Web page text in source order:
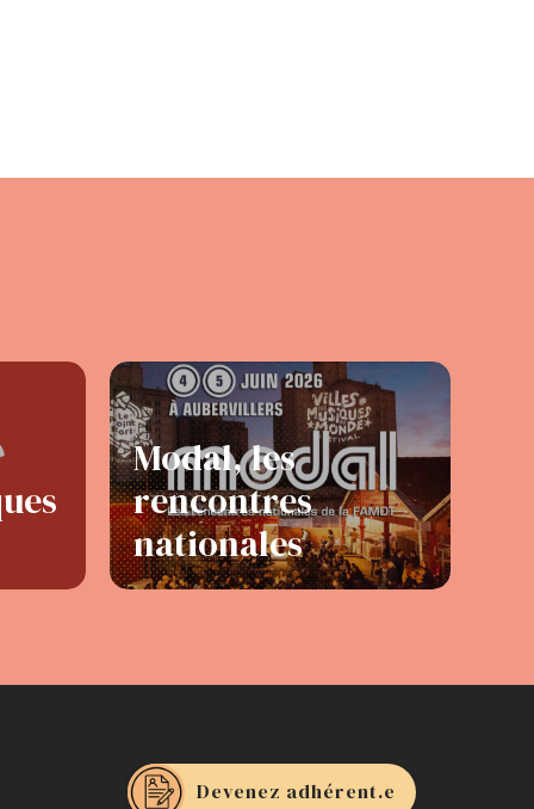
Modal, les
rencontres
nationales
Devenez adhérent.e